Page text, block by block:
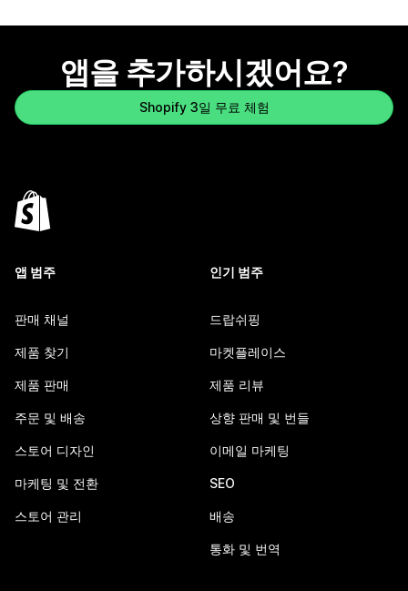
앱을 추가하시겠어요?
Shopify 3일 무료 체험
앱 범주
판매 채널
제품 찾기
제품 판매
주문 및 배송
스토어 디자인
마케팅 및 전환
스토어 관리
인기 범주
드랍쉬핑
마켓플레이스
제품 리뷰
상향 판매 및 번들
이메일 마케팅
SEO
배송
통화 및 번역